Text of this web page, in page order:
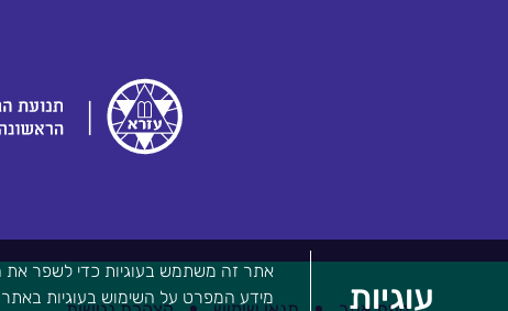
עוגיות
אתר זה משתמש בעוגיות כדי לשפר את
מידע המפרט על השימוש בעוגיות באתר